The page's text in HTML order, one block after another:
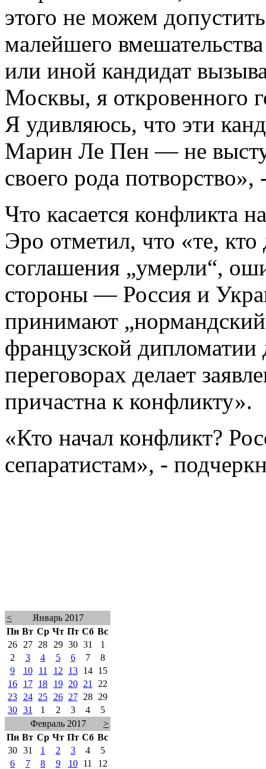
этого не можем
малейшего
или иной кандидат
Москвы, я откровенного
Я удивляюсь, что эти
Марин Ле Пен — не
своего рода
Что касается конфликта
Эро отметил, что «те,
соглашения „умерли“,
стороны — Россия и
принимают
французской дипломатии
переговорах делает
причастна к конфликту».
«Кто начал конфликт?
сепаратистам», -
<
Январь 2017
Пн Вт Ср Чт Пт Сб Вс
26
27 28 29 30 31
1
2
3 4 5 6 7
8
9
10 11 12 13 14
15
16
17 18 19 20 21
22
23
24 25 26 27 28
29
30 31 1 2 3 4
5
Февраль 2017
>
Пн Вт Ср Чт Пт Сб Вс
30 31 1 2 3 4
5
6
7 8 9 10 11
12